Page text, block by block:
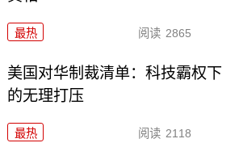
最热 阅读 2865
美国对华制裁清单：科技霸权下
的无理打压
最热 阅读 2118